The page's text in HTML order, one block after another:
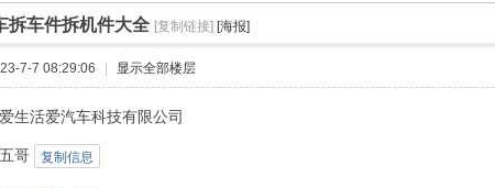
拆车件拆机件大全 [复制链接] [海报]
7-7 08:29:06 显示全部楼层
生活爱汽车科技有限公司
哥 复制信息